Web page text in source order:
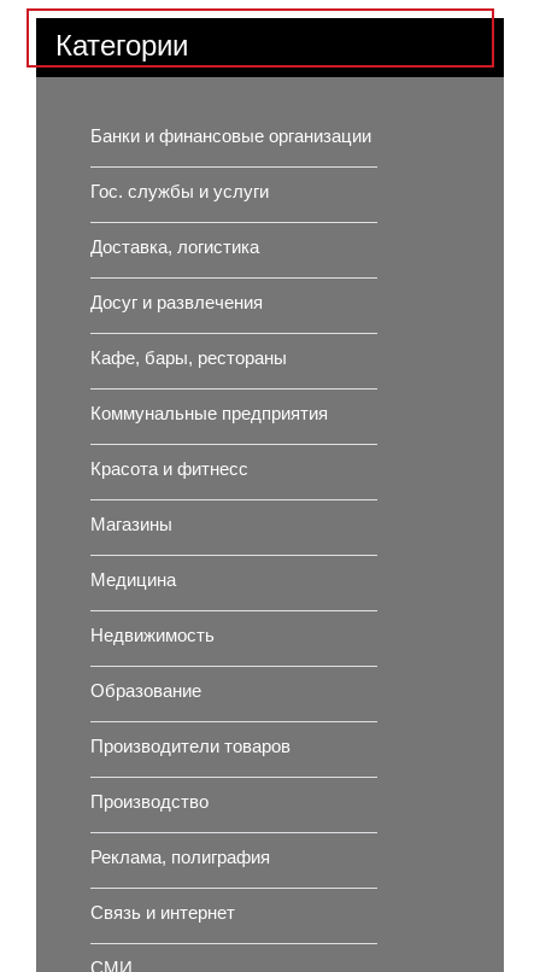
Категории
Банки и финансовые организации
Гос. службы и услуги
Доставка, логистика
Досуг и развлечения
Кафе, бары, рестораны
Коммунальные предприятия
Красота и фитнесс
Магазины
Медицина
Недвижимость
Образование
Производители товаров
Производство
Реклама, полиграфия
Связь и интернет